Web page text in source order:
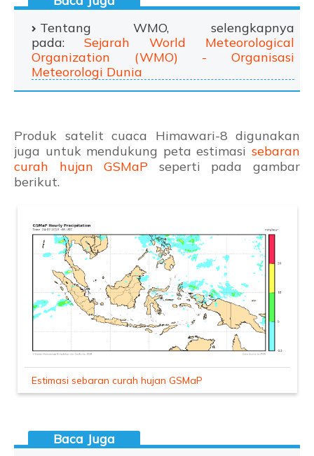
Tentang WMO, selengkapnya
pada: Sejarah World Meteorological
Organization (WMO) - Organisasi
Meteorologi Dunia
Produk satelit cuaca Himawari-8 digunakan
juga untuk mendukung peta estimasi sebaran
curah hujan GSMaP seperti pada gambar
berikut.
Estimasi sebaran curah hujan GSMaP